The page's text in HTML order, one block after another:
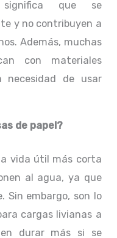
significa que se
y no contribuyen a
Además, muchas
con materiales
necesidad de usar
de papel?
vida útil más corta
al agua, ya que
Sin embargo, son lo
cargas livianas a
durar más si se